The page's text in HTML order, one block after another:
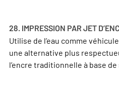
28. IMPRESSION PAR JET
Utilise de l’eau comme
une alternative plus
l’encre traditionnelle à base